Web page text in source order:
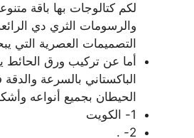
لكم كتالوجات بها باقة
والرسومات الثري دي
التصميمات العصرية التي
أما عن تركيب ورق الحائط
الباكستاني بالسرعة
الحيطان بجميع أنواعه
1- الكويت
2- .